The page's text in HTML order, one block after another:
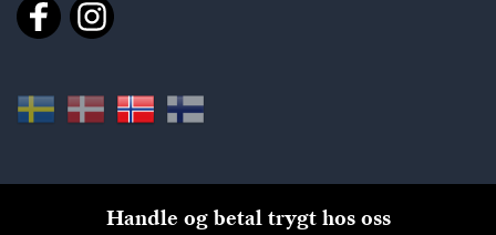
Handle og betal trygt hos oss